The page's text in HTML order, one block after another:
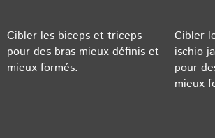
Cibler les biceps et triceps
pour des bras mieux définis et
mieux formés.
Cibler
ischio-
pour
mieux